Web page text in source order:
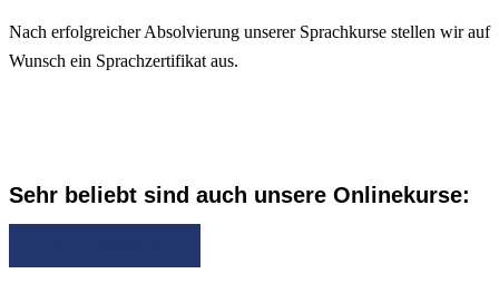
Nach erfolgreicher Absolvierung unserer Sprachkurse stellen wir auf
Wunsch ein Sprachzertifikat aus.
Sehr beliebt sind auch unsere Onlinekurse: